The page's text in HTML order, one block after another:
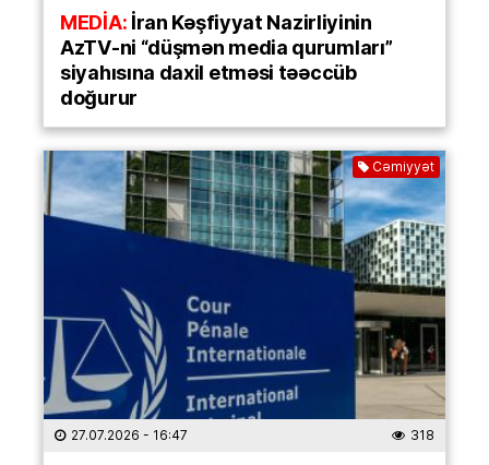
MEDİA:İran Kəşfiyyat Nazirliyinin
AzTV-ni “düşmən media qurumları”
siyahısına daxil etməsi təəccüb
doğurur
Cəmiyyət
27.07.2026 - 16:47 318